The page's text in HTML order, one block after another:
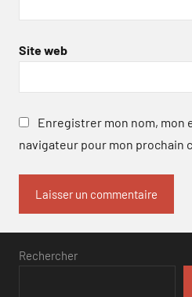
Site web
Enregistrer mon nom, mon
navigateur pour mon prochain
Rechercher